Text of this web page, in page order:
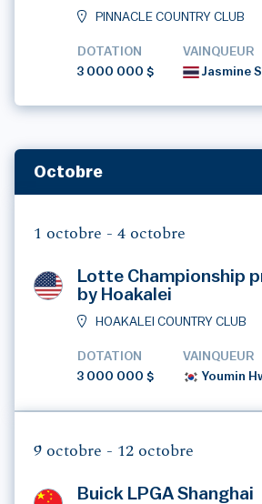
PINNACLE COUNTRY CLUB
DOTATION
3 000 000 $
VAINQUEUR
Jasmine
Octobre
1 octobre - 4 octobre
Lotte Championship
by Hoakalei
HOAKALEI COUNTRY CLUB
DOTATION
3 000 000 $
VAINQUEUR
Youmin
9 octobre - 12 octobre
Buick LPGA Shanghai